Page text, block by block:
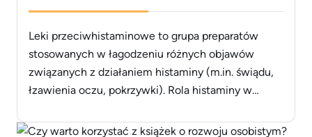
Leki przeciwhistaminowe to grupa preparatów
stosowanych w łagodzeniu różnych objawów
związanych z działaniem histaminy (m.in. świądu,
łzawienia oczu, pokrzywki). Rola histaminy w
aminą, która pełni różne funkcje w organizmie